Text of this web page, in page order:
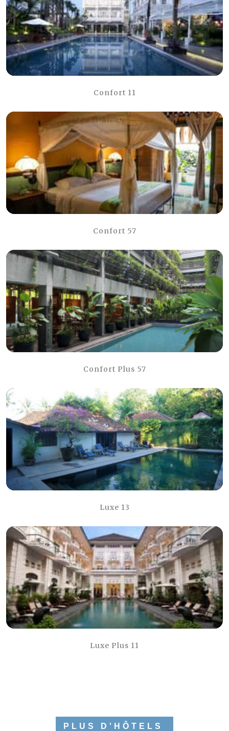
Confort 11
Confort 57
Confort Plus 57
Luxe 13
Luxe Plus 11
PLUS D'HÔTELS